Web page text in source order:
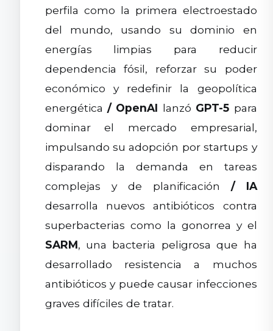
perfila como la primera electroestado
del mundo, usando su dominio en
energías limpias para reducir
dependencia fósil, reforzar su poder
económico y redefinir la geopolítica
energética / OpenAI lanzó GPT-5 para
dominar el mercado empresarial,
impulsando su adopción por startups y
disparando la demanda en tareas
complejas y de planificación /
IA
desarrolla nuevos antibióticos contra
superbacterias como la gonorrea y el
SARM, una bacteria peligrosa que ha
desarrollado resistencia a muchos
antibióticos y puede causar infecciones
graves difíciles de tratar.